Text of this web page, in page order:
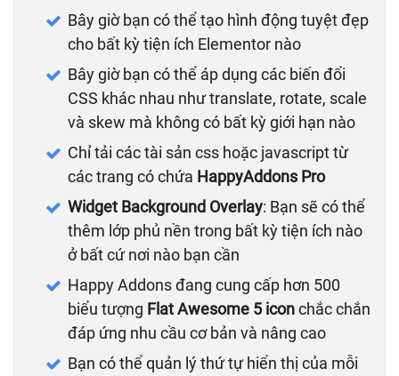
Bây giờ bạn có thể tạo hình động tuyệt đẹp
cho bất kỳ tiện ích Elementor nào
Bây giờ bạn có thể áp dụng các biến đổi
CSS khác nhau như translate, rotate, scale
và skew mà không có bất kỳ giới hạn nào
Chỉ tải các tài sản css hoặc javascript từ
các trang có chứa HappyAddons Pro
Widget Background Overlay: Bạn sẽ có thể
thêm lớp phủ nền trong bất kỳ tiện ích nào
ở bất cứ nơi nào bạn cần
Happy Addons đang cung cấp hơn 500
biểu tượng Flat Awesome 5 iconchắc chắn
đáp ứng nhu cầu cơ bản và nâng cao
Bạn có thể quản lý thứ tự hiển thị của mỗi